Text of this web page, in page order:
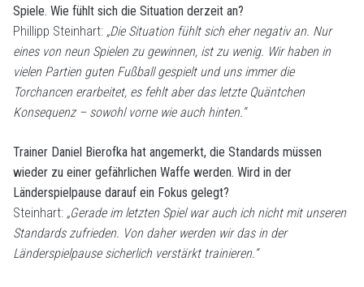
Spiele. Wie fühlt sich die Situation derzeit an?
Phillipp Steinhart: „Die Situation fühlt sich eher negativ an. Nur
eines von neun Spielen zu gewinnen, ist zu wenig. Wir haben in
vielen Partien guten Fußball gespielt und uns immer die
Torchancen erarbeitet, es fehlt aber das letzte Quäntchen
Konsequenz – sowohl vorne wie auch hinten.“
Trainer Daniel Bierofka hat angemerkt, die Standards müssen
wieder zu einer gefährlichen Waffe werden. Wird in der
Länderspielpause darauf ein Fokus gelegt?
Steinhart: „Gerade im letzten Spiel war auch ich nicht mit unseren
Standards zufrieden. Von daher werden wir das in der
Länderspielpause sicherlich verstärkt trainieren.“